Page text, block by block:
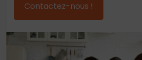
Contactez-nous !